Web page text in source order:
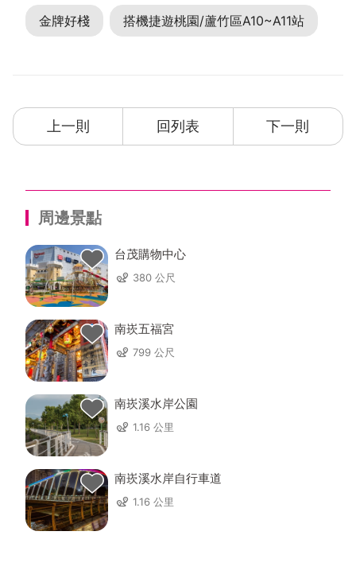
金牌好棧 搭機捷遊桃園/蘆竹區A10~A11站
上一則 回列表 下一則
周邊景點
台茂購物中心
380 公尺
南崁五福宮
799 公尺
南崁溪水岸公園
1.16 公里
南崁溪水岸自行車道
1.16 公里